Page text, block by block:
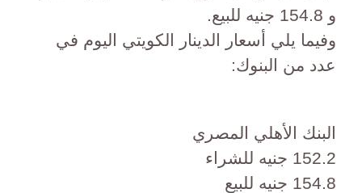
و 154.8 جنيه للبيع.
وفيما يلي أسعار الدينار الكويتي اليوم في
عدد من البنوك:
البنك الأهلي المصري
152.2 جنيه للشراء
154.8 جنيه للبيع